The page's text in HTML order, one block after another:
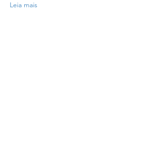
Leia mais